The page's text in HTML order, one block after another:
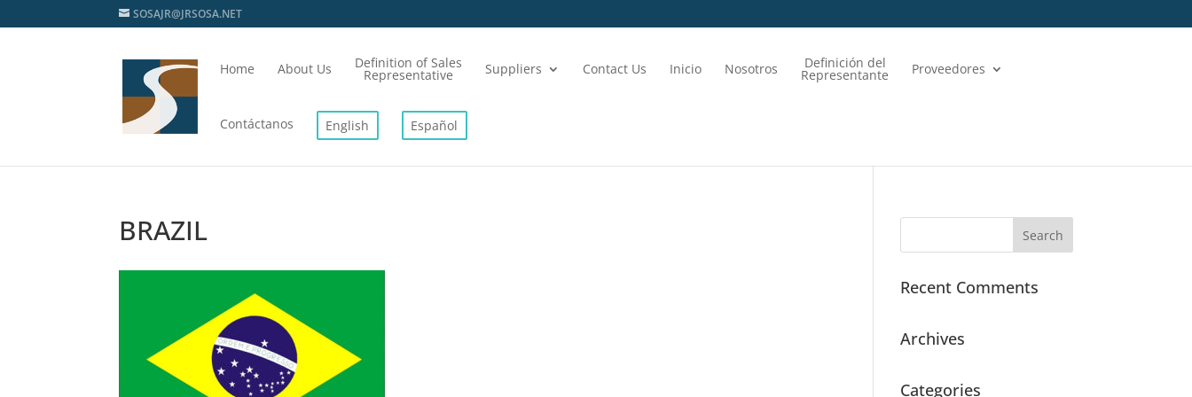
SOSAJR@JRSOSA.NET
Home About Us Definition of Sales
Representative Suppliers Contact Us Inicio Nosotros Definición del
Representante Proveedores
Contáctanos English Español
BRAZIL
Recent Comments
Archives
Categories